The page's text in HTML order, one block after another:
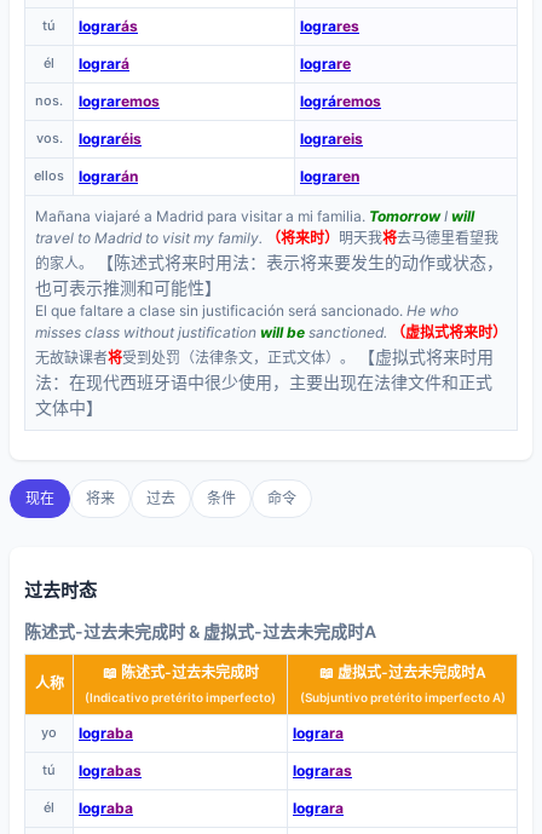
tú lograrás lograres
él logrará lograre
nos. lograremos lográremos
vos. lograréis lograreis
ellos lograrán lograren
Mañana viajaré a Madrid para visitar a mi familia. TomorrowI will
travel to Madrid to visit my family.
（将来时） 明天我将去马德里看望我
的家人。
【陈述式将来时用法：表示将来要发生的动作或状态，
也可表示推测和可能性】
El que faltare a clase sin justificación será sancionado. He who
misses class without justification will be sanctioned.
（虚拟式将来时）
无故缺课者将受到处罚（法律条文，正式文体）。
【虚拟式将来时用
法：在现代西班牙语中很少使用，主要出现在法律文件和正式
文体中】
现在 将来 过去 条件 命令
过去时态
陈述式-过去未完成时 & 虚拟式-过去未完成时A
人称
📖 陈述式-过去未完成时
(Indicativo pretérito imperfecto)
📖 虚拟式-过去未完成时A
(Subjuntivo pretérito imperfecto A)
yo lograba lograra
tú lograbas lograras
él lograba lograra